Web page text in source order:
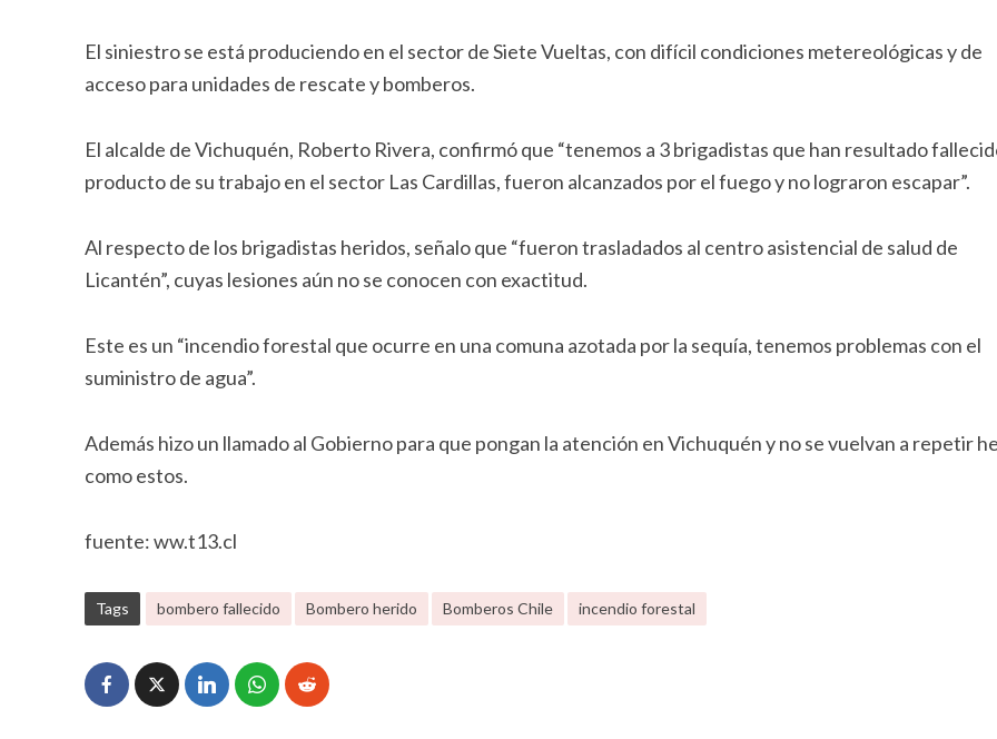
El siniestro se está produciendo en el sector de Siete Vueltas, con difícil condiciones metereológicas y de
acceso para unidades de rescate y bomberos.
El alcalde de Vichuquén, Roberto Rivera, confirmó que “tenemos a 3 brigadistas que han resultado
producto de su trabajo en el sector Las Cardillas, fueron alcanzados por el fuego y no lograron escapar”.
Al respecto de los brigadistas heridos, señalo que “fueron trasladados al centro asistencial de salud de
Licantén”, cuyas lesiones aún no se conocen con exactitud.
Este es un “incendio forestal que ocurre en una comuna azotada por la sequía, tenemos problemas con el
suministro de agua”.
Además hizo un llamado al Gobierno para que pongan la atención en Vichuquén y no se vuelvan a repetir
como estos.
fuente: ww.t13.cl
Tags bombero fallecido Bombero herido Bomberos Chile incendio forestal